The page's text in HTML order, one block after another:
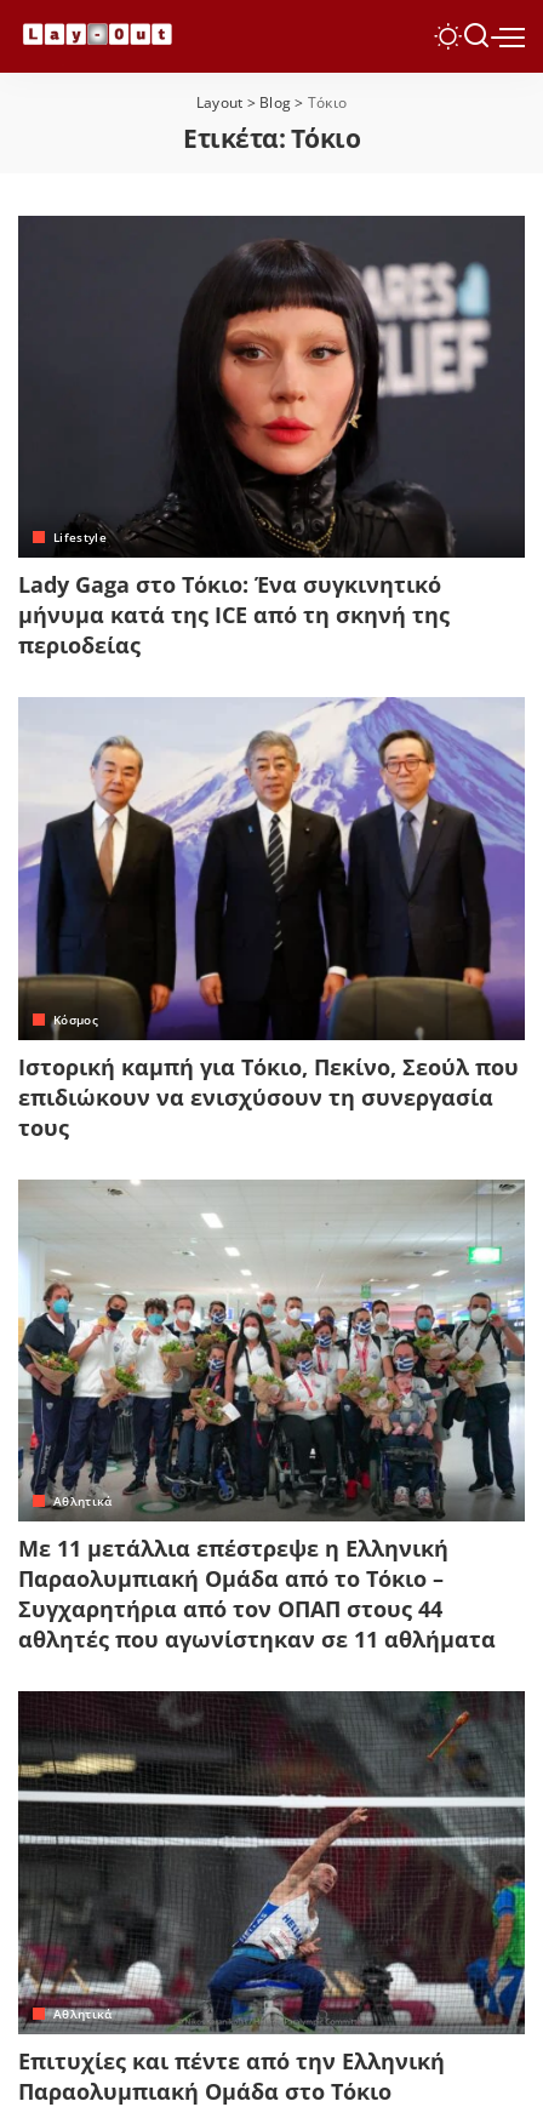
Layout > Blog> Τόκιο
Ετικέτα:Τόκιο
Lifestyle
Lady Gaga στο Τόκιο: Ένα συγκινητικό
μήνυμα κατά της ICE από τη σκηνή της
περιοδείας
Κόσμος
Ιστορική καμπή για Τόκιο, Πεκίνο, Σεούλ που
επιδιώκουν να ενισχύσουν τη συνεργασία
τους
Αθλητικά
Με 11 μετάλλια επέστρεψε η Ελληνική
Παραολυμπιακή Ομάδα από το Τόκιο –
Συγχαρητήρια από τον ΟΠΑΠ στους 44
αθλητές που αγωνίστηκαν σε 11 αθλήματα
Αθλητικά
Επιτυχίες και πέντε από την Ελληνική
Παραολυμπιακή Ομάδα στο Τόκιο